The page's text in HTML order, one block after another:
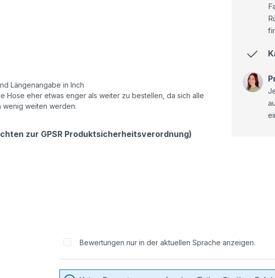
Längenangabe in Inch
Hose eher etwas enger als weiter zu bestellen, da sich alle
wenig weiten werden.
zur GPSR Produktsicherheitsverordnung)
Bewertungen nur in der aktuellen Sprache anzeigen.